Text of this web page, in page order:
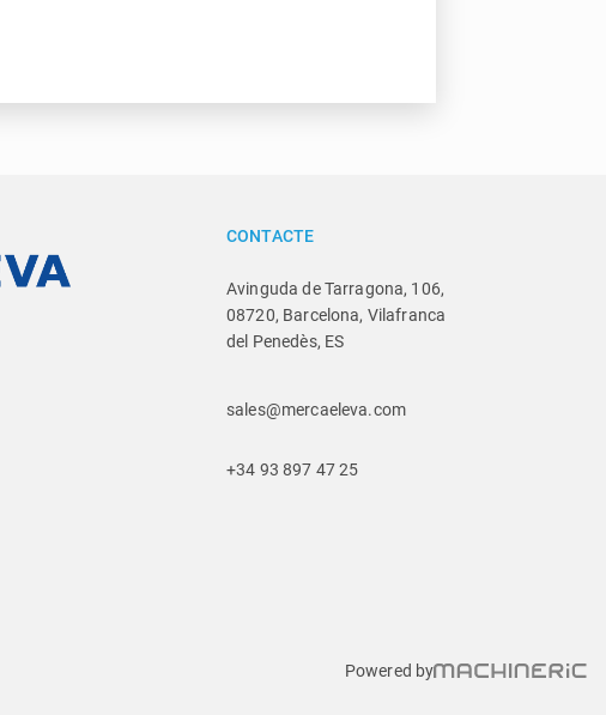
CONTACTE
Avinguda de Tarragona, 106,
08720, Barcelona, Vilafranca
del Penedès, ES
sales@mercaeleva.com
+34 93 897 47 25
Powered by